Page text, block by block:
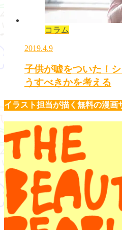
コラム
2019.4.9
子供が嘘をついた！
うすべきかを考える
イラスト担当が描く無料の漫画